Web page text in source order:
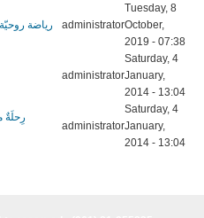
رياضة روحيّة administrator
Tuesday, 8
October,
2019 - 07:38
administrator
Saturday, 4
January,
2014 - 13:04
administrator
Saturday, 4
January,
2014 - 13:04